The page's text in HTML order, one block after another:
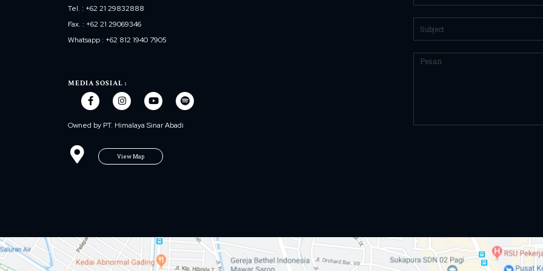
Tel. : +62 21 29832888
Fax. : +62 21 29069346
Whatsapp : +62 812 1940 7905
MEDIA SOSIAL :
Owned by PT. Himalaya Sinar Abadi
View Map